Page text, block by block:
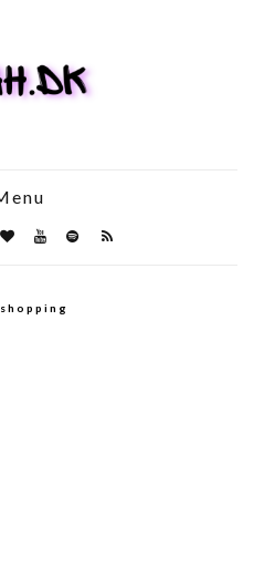
shopping